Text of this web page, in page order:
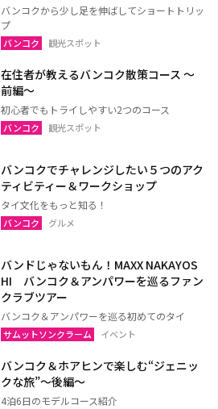
バンコクから少し足を伸ばしてショートトリッ
プ
バンコク 観光スポット
在住者が教えるバンコク散策コース 〜
前編〜
初心者でもトライしやすい2つのコース
バンコク 観光スポット
バンコクでチャレンジしたい５つのアク
ティビティー＆ワークショップ
タイ文化をもっと知る！
バンコク グルメ
バンドじゃないもん！MAXX NAKAYOS
HI バンコク＆アンパワーを巡るファン
クラブツアー
バンコク＆アンパワーを巡る初めてのタイ
サムットソンクラーム イベント
バンコク＆ホアヒンで楽しむ“ジェニッ
クな旅”〜後編〜
4泊6日のモデルコース紹介